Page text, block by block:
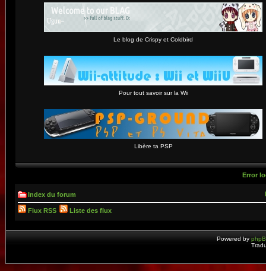
Le blog de Crispy et Coldbird
Pour tout savoir sur la Wii
Libère ta PSP
Error
Index du forum
Flux RSS Liste des flux
Powered by